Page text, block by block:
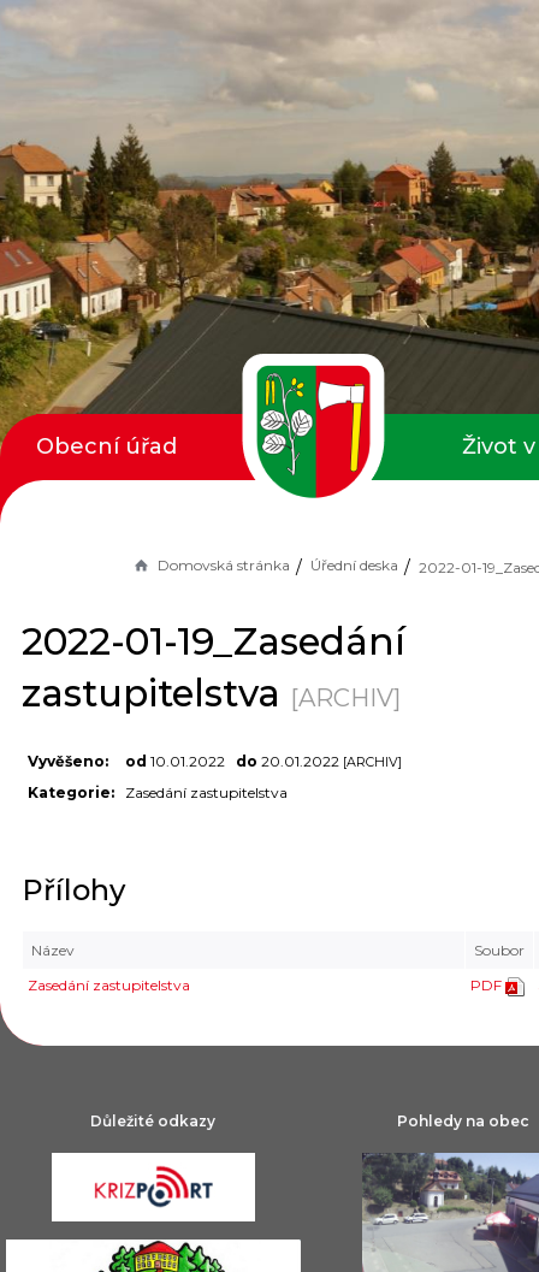
Domovská stránka Úřední deska
2022-01-19_Zasedání
zastupitelstva [ARCHIV]
Vyvěšeno: od 10.01.2022 do 20.01.2022 [ARCHIV]
Kategorie: Zasedání zastupitelstva
Přílohy
Název
Soubor
Zasedání zastupitelstva
PDF
Obecní úřad Život
Důležité odkazy Pohledy na obec